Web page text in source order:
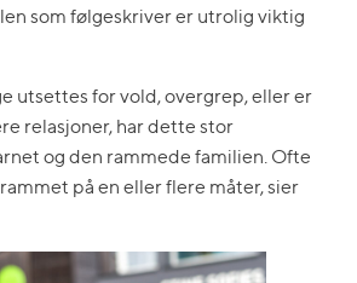
som følgeskriver er utrolig viktig
utsettes for vold, overgrep, eller er
relasjoner, har dette stor
og den rammede familien. Ofte
på en eller flere måter, sier